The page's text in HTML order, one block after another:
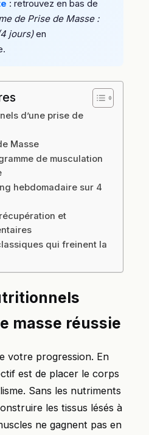
: retrouvez en bas de
de Prise de Masse :
jours)en
d’une prise de
Masse
de musculation
hebdomadaire sur 4
et
qui freinent la
masse réussie
votre progression. En
est de placer le corps
Sans les nutriments
les tissus lésés à
ne gagnent pas en